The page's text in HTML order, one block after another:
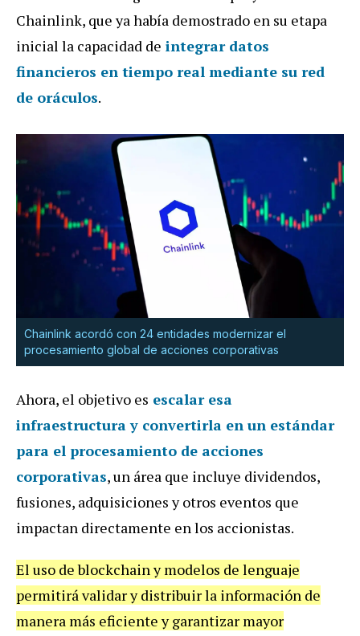
Chainlink, que ya había demostrado en su etapa
inicial la capacidad de integrar datos
financieros en tiempo real mediante su red
de oráculos.
Chainlink acordó con 24 entidades modernizar el
procesamiento global de acciones corporativas
Ahora, el objetivo es escalar esa
infraestructura y convertirla en un estándar
para el procesamiento de acciones
corporativas, un área que incluye dividendos,
fusiones, adquisiciones y otros eventos que
impactan directamente en los accionistas.
El uso de blockchain y modelos de lenguaje
permitirá validar y distribuir la información de
manera más eficiente y garantizar mayor